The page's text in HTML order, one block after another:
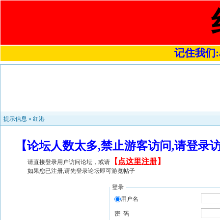
记住我们
提示信息 » 红港
【论坛人数太多,禁止游客访问,请登
请直接登录用户访问论坛，或请 【 点这里注册】
如果您已注册,请先登录论坛即可游览帖子
登录
用户名
密 码